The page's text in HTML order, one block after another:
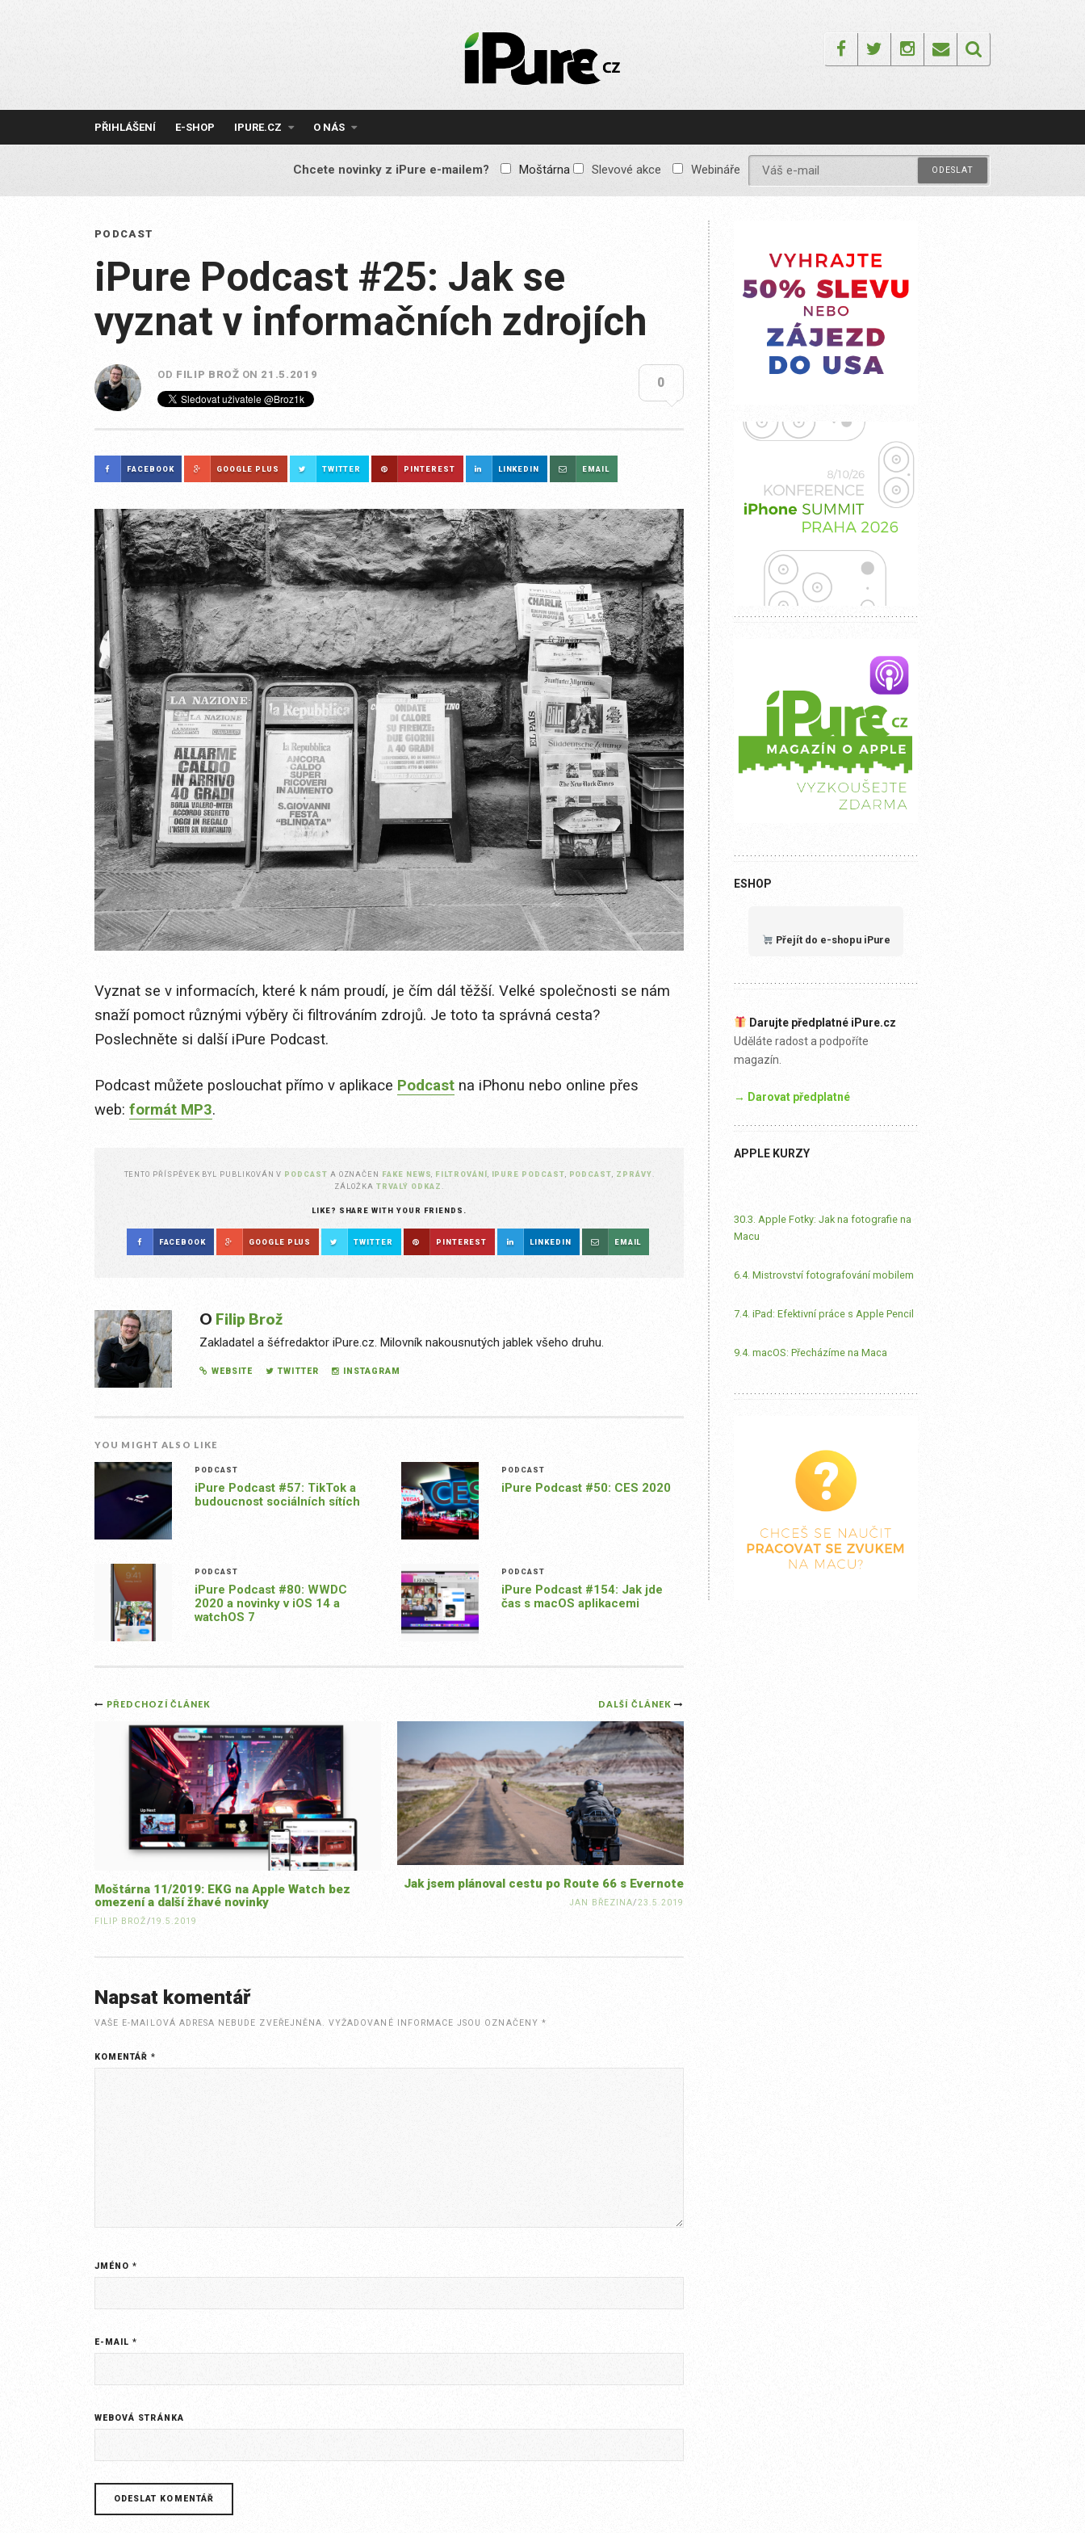
IPURE.CZ
Prémiový Apple e-
reklamy, žádné
obsah pro všechny
FacebookTwitterInstagram
Email
PŘIHLÁŠENÍ E-SHOP IPURE.CZ O NÁS
Chcete novinky z iPure e-mailem? Moštárna Slevové akce Webináře
PODCAST
iPure Podcast #25: Jak se
vyznat v informačních zdrojích
OD FILIP BROŽ ON 21.5.2019
0
FACEBOOK GOOGLE PLUS TWITTER PINTEREST LINKEDIN EMAIL
Vyznat se v informacích, které k nám proudí, je čím dál těžší. Velké společnosti se nám
snaží pomoct různými výběry či filtrováním zdrojů. Je toto ta správná cesta?
Poslechněte si další iPure Podcast.
Podcast můžete poslouchat přímo v aplikace Podcast na iPhonu nebo online přes
web: formát MP3.
TENTO PŘÍSPĚVEK BYL PUBLIKOVÁN V PODCAST A OZNAČEN FAKE NEWS, FILTROVÁNÍ , IPURE PODCAST, PODCAST, ZPRÁVY.
ZÁLOŽKA TRVALÝ ODKAZ .
LIKE? SHARE WITH YOUR FRIENDS.
FACEBOOK GOOGLE PLUS TWITTER PINTEREST LINKEDIN EMAIL
O Filip Brož
Zakladatel a šéfredaktor iPure.cz. Milovník nakousnutých jablek všeho druhu.
WEBSITE TWITTER INSTAGRAM
YOU MIGHT ALSO LIKE
PODCAST
iPure Podcast #57: TikTok a
budoucnost sociálních sítích
PODCAST
iPure Podcast #50: CES 2020
PODCAST
iPure Podcast #80: WWDC
2020 a novinky v iOS 14 a
watchOS 7
PODCAST
iPure Podcast #154: Jak jde
čas s macOS aplikacemi
Post
navigation
DALŠÍ ČLÁNEK
Jak jsem plánoval cestu po Route 66 s Evernote
JAN BŘEZINA/23.5.2019
PŘEDCHOZÍ ČLÁNEK
Moštárna 11/2019: EKG na Apple Watch bez
omezení a další žhavé novinky
FILIP BROŽ/19.5.2019
Napsat komentář
VAŠE E-MAILOVÁ ADRESA NEBUDE ZVEŘEJNĚNA. VYŽADOVANÉ INFORMACE JSOU OZNAČENY *
KOMENTÁŘ*
JMÉNO*
E-MAIL*
WEBOVÁ STRÁNKA
ESHOP
Přejít do e-shopu iPure
Darujte předplatné iPure.cz
Uděláte radost a podpoříte
magazín.
→ Darovat předplatné
APPLE KURZY
30.3. Apple Fotky: Jak na fotografie na
Macu
6.4. Mistrovství fotografování mobilem
7.4. iPad: Efektivní práce s Apple Pencil
9.4. macOS: Přecházíme na Maca